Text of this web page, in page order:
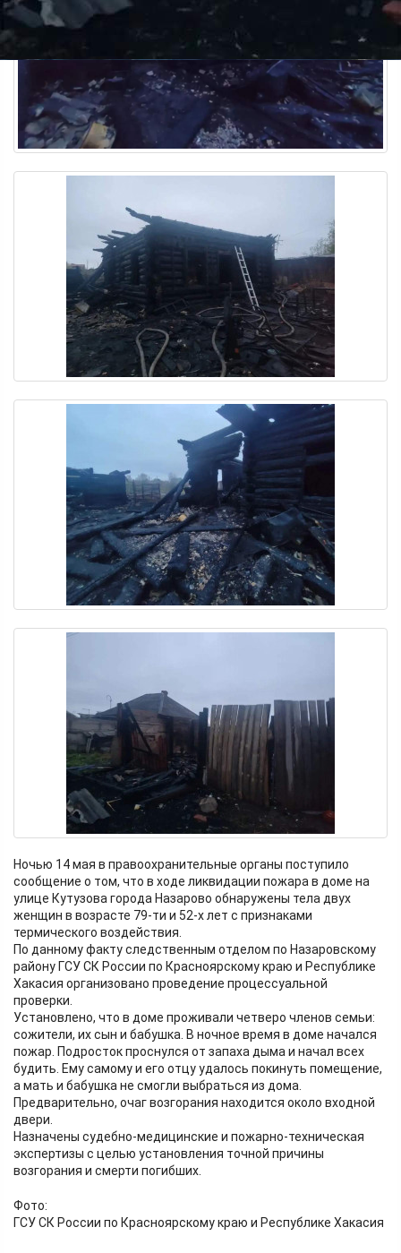
Ночью 14 мая в правоохранительные органы поступило
сообщение о том, что в ходе ликвидации пожара в доме на
улице Кутузова города Назарово обнаружены тела двух
женщин в возрасте 79-ти и 52-х лет с признаками
термического воздействия.
По данному факту следственным отделом по Назаровскому
району ГСУ СК России по Красноярскому краю и Республике
Хакасия организовано проведение процессуальной
проверки.
Установлено, что в доме проживали четверо членов семьи:
сожители, их сын и бабушка. В ночное время в доме начался
пожар. Подросток проснулся от запаха дыма и начал всех
будить. Ему самому и его отцу удалось покинуть помещение,
а мать и бабушка не смогли выбраться из дома.
Предварительно, очаг возгорания находится около входной
двери.
Назначены судебно-медицинские и пожарно-техническая
экспертизы с целью установления точной причины
возгорания и смерти погибших.
Фото:
ГСУ СК России по Красноярскому краю и Республике Хакасия